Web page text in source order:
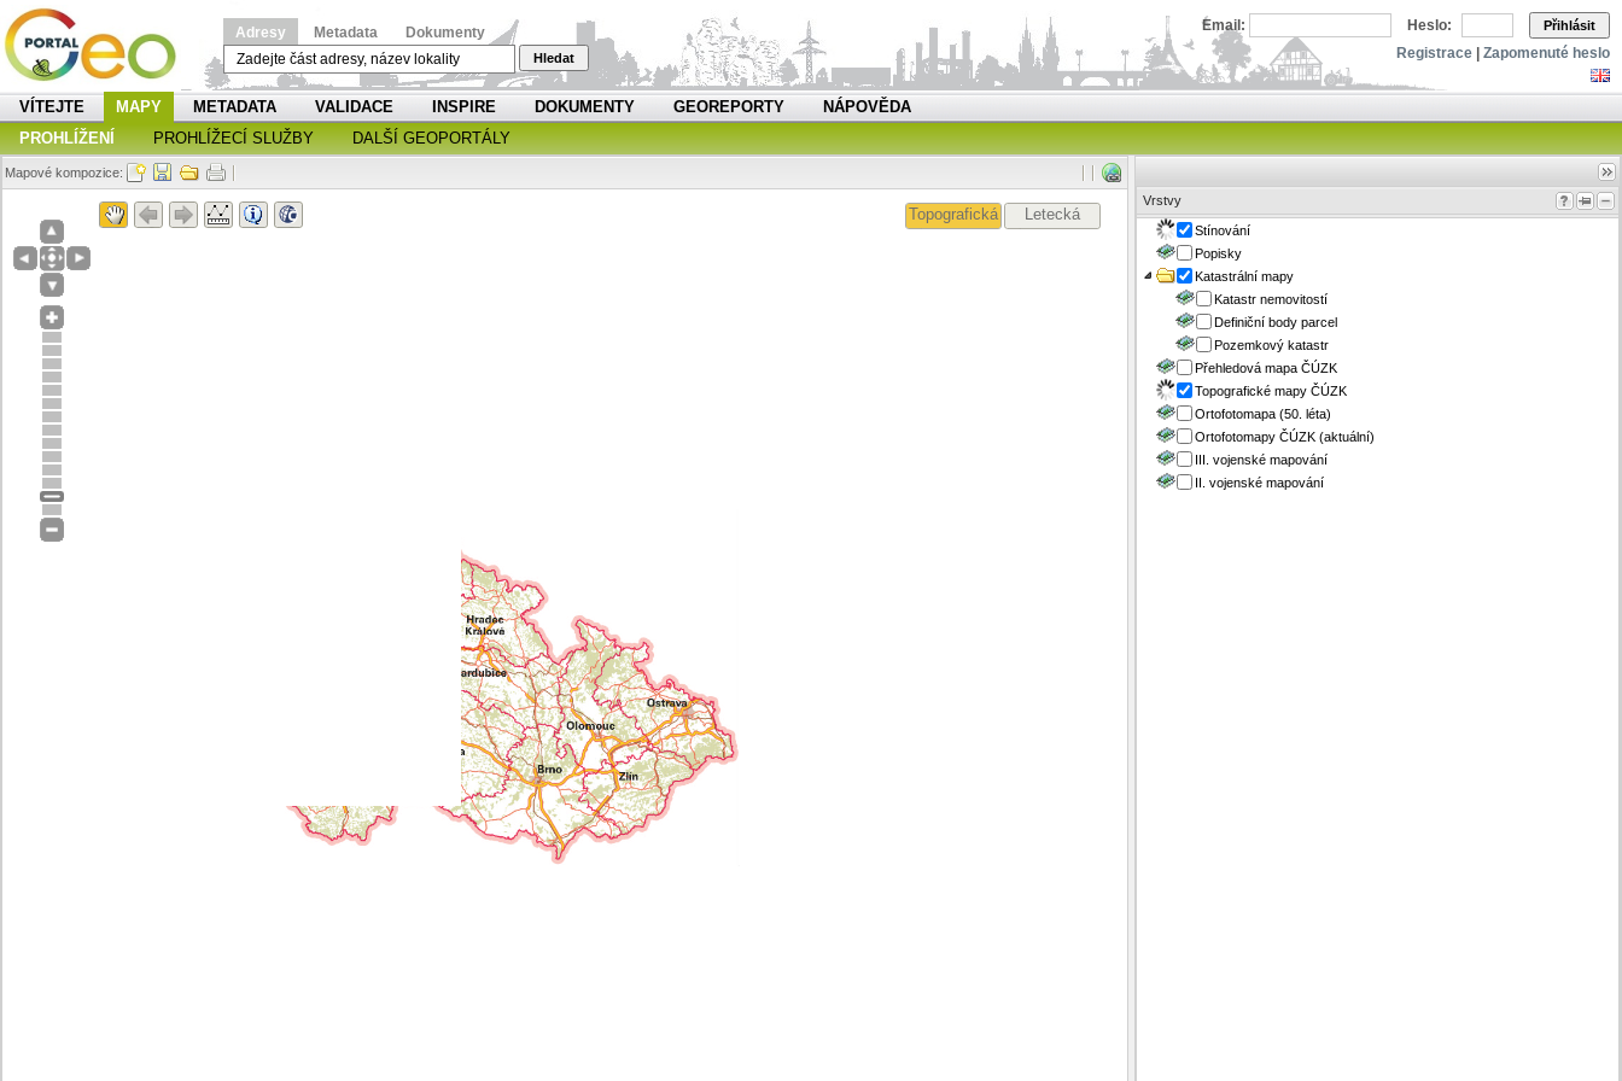
Adresy Metadata Dokumenty
Hledat
Email: Heslo: Přihlásit
Registrace Zapomenuté heslo
VÍTEJTE MAPY METADATA VALIDACE INSPIRE DOKUMENTY GEOREPORTY
NÁPOVĚDA
PROHLÍŽENÍ
PROHLÍŽECÍ SLUŽBY DALŠÍ GEOPORTÁLY
Mapové kompozice:
Topografická Letecká
Vrstvy
Stínování
Popisky
Katastrální mapy
Katastr nemovitostí
Definiční body parcel
Pozemkový katastr
Přehledová mapa ČÚZK
Topografické mapy ČÚZK
Ortofotomapa (50. léta)
Ortofotomapy ČÚZK (aktuální)
III. vojenské mapování
II. vojenské mapování